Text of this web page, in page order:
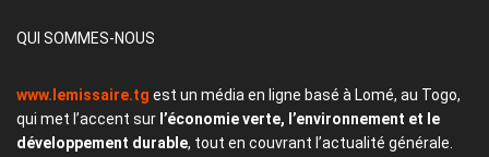
QUI SOMMES-NOUS
www.lemissaire.tg est un média en ligne basé à Lomé, au Togo,
qui met l’accent sur l’économie verte, l’environnement et le
développement durable, tout en couvrant l’actualité générale.